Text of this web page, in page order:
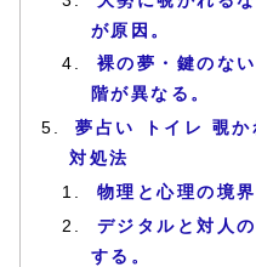
が原因。
裸の夢・鍵のな
階が異なる。
夢占い トイレ 覗か
対処法
物理と心理の境
デジタルと対人
する。